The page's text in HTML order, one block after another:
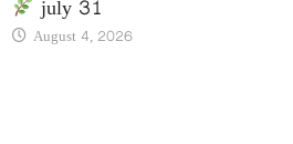
july 31
August 4, 2026